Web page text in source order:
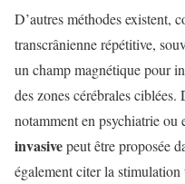
D’autres méthodes existent,
transcrânienne répétitive,
un champ magnétique pour
des zones cérébrales
notamment en psychiatrie ou
invasivepeut être proposée
également citer la